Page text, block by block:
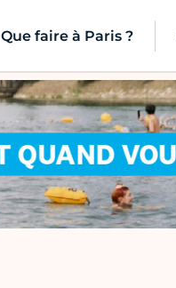
Que faire à Paris ?